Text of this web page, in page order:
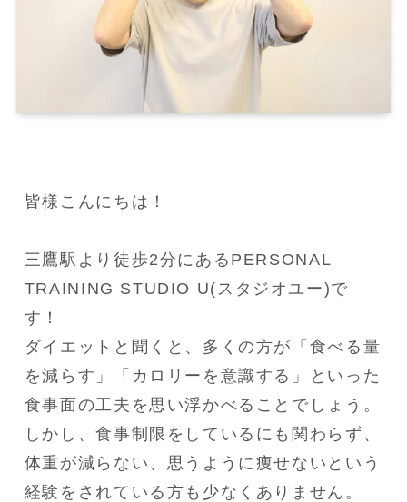
皆様こんにちは！
三鷹駅より徒歩2分にあるPERSONAL
TRAINING STUDIO U(スタジオユー)で
す！
ダイエットと聞くと、多くの方が「食べる量
を減らす」「カロリーを意識する」といった
食事面の工夫を思い浮かべることでしょう。
しかし、食事制限をしているにも関わらず、
体重が減らない、思うように痩せないという
経験をされている方も少なくありません。